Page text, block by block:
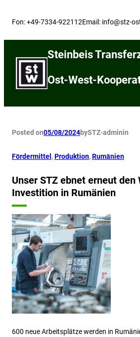
Fon: +49-7334-922112Email: info@stz-
Steinbeis
Ost-West-
Posted on05/08/2024bySTZ-adminin
Fördermittel , Produktion, Rumänien
Unser STZ ebnet erneut den
Investition in Rumänien
600 neue Arbeitsplätze werden in